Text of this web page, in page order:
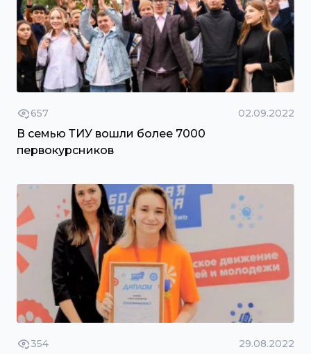
657 02.09.2022
В семью ТИУ вошли более 7000
первокурсников
354 29.08.2022